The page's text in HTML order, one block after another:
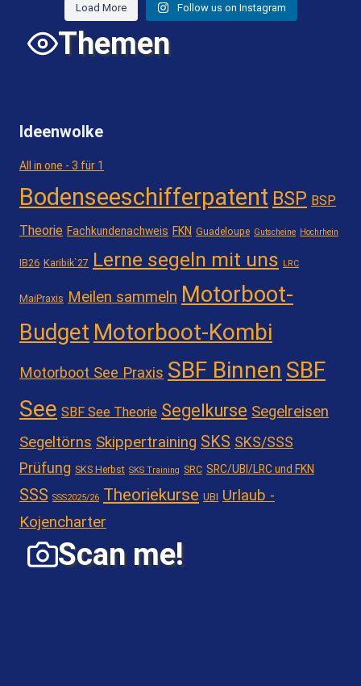
Load More Follow us on Instagram
Themen
Ideenwolke
All in one - 3 für 1
Bodenseeschifferpatent BSP BSP
Theorie Fachkundenachweis FKN Guadeloupe Gutscheine Hochrhein
IB26 Karibik`27 Lerne segeln mit uns LRC
MaiPraxis Meilen sammeln Motorboot-
Budget Motorboot-Kombi
Motorboot See Praxis SBF Binnen SBF
See SBF See Theorie Segelkurse Segelreisen
Segeltörns Skippertraining SKS SKS/SSS
Prüfung SKS Herbst SKS Training SRC SRC/UBI/LRC und FKN
SSS SSS2025/26 Theoriekurse UBI Urlaub -
Kojencharter
Scan me!